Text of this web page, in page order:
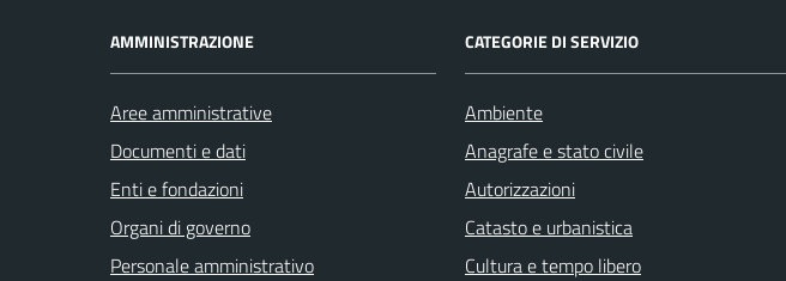
AMMINISTRAZIONE
Aree amministrative
Documenti e dati
Enti e fondazioni
Organi di governo
Personale amministrativo
CATEGORIE DI SERVIZIO
Ambiente
Anagrafe e stato civile
Autorizzazioni
Catasto e urbanistica
Cultura e tempo libero